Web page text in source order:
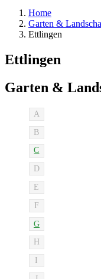
Home
Garten &
Ettlingen
Ettlingen
Garten &
A
B
C
D
E
F
G
H
I